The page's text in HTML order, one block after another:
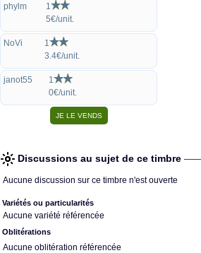
phylm
1
5€/unit.
NoVi
1
3.4€/unit.
janot55
1
0€/unit.
Discussions au sujet de ce timbre
Aucune discussion sur ce timbre n'est ouverte
Variétés ou particularités
Aucune variété référencée
Oblitérations
Aucune oblitération référencée